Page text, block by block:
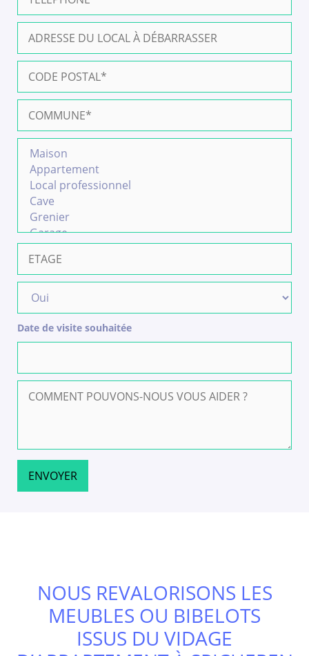
Date de visite souhaitée
NOUS REVALORISONS LES
MEUBLES OU BIBELOTS
ISSUS DU VIDAGE